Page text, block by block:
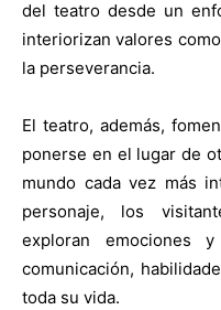
del teatro desde un
interiorizan valores
la perseverancia.
El teatro, además,
ponerse en el lugar de
mundo cada vez más
personaje, los
exploran emociones
comunicación,
toda su vida.